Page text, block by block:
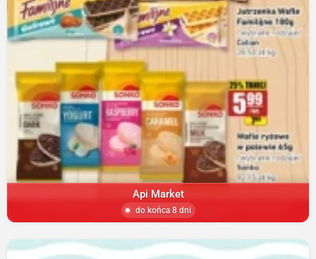
Api Market
do końca 8 dni